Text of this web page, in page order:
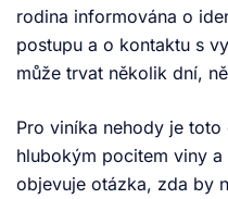
rodina informována o
postupu a o kontaktu s
může trvat několik dní,
Pro viníka nehody je
hlubokým pocitem viny
objevuje otázka, zda by